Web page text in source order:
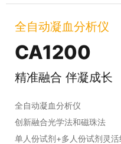
全自动凝血分析仪
CA1200
精准融合 伴凝成长
全自动凝血分析仪
创新融合光学法和磁珠法
单人份试剂+多人份试剂灵活